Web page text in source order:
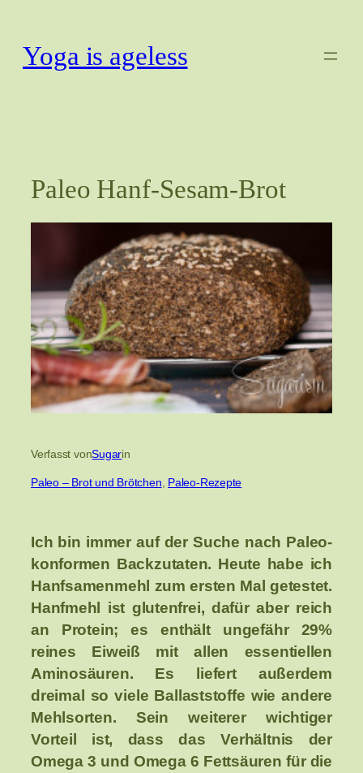
springen
Yoga is ageless
Paleo Hanf-Sesam-Brot
Verfasst vonSugarin
Paleo – Brot und Brötchen Paleo-Rezepte
Ich bin immer auf der Suche nach Paleo-
konformen Backzutaten. Heute habe ich
Hanfsamenmehl zum ersten Mal getestet.
Hanfmehl ist glutenfrei, dafür aber reich
an Protein; es enthält ungefähr 29%
reines Eiweiß mit allen essentiellen
Aminosäuren. Es liefert außerdem
dreimal so viele Ballaststoffe wie andere
Mehlsorten. Sein weiterer wichtiger
Vorteil ist, dass das Verhältnis der
Omega 3 und Omega 6 Fettsäuren für die